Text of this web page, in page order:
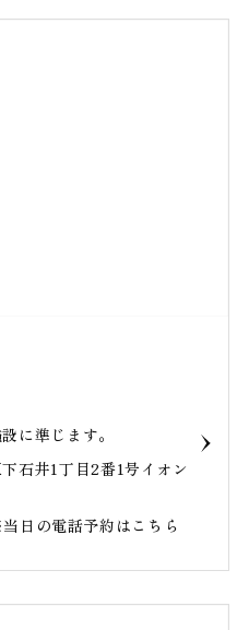
に準じます。
石井1丁目2番1号イオン
日の電話予約はこちら